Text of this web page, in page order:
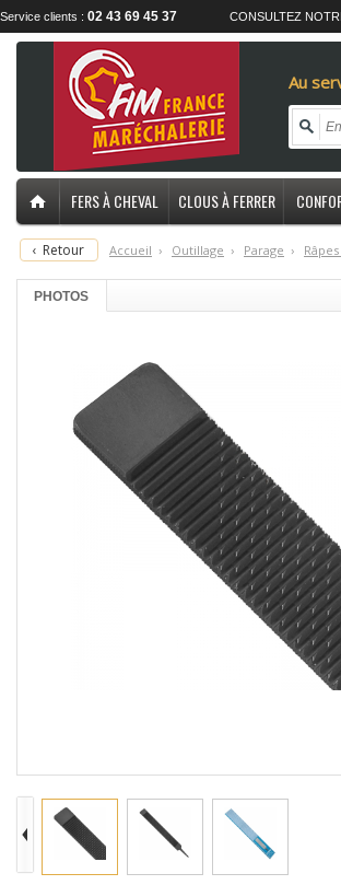
Service clients : 02 43 69 45 37 CONSULTEZ
Au
FERS À CHEVAL CLOUS À FERRER
‹ Retour Accueil › Outillage › Parage › R
PHOTOS